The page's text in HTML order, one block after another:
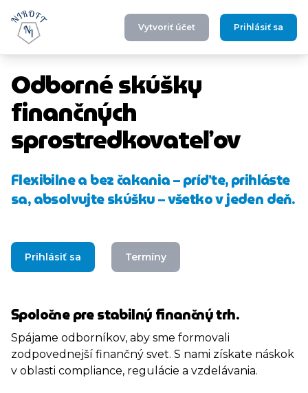
Vytvoriť účet Prihlásiť sa
Odborné skúšky
finančných
sprostredkovateľov
Flexibilne a bez čakania – príďte, prihláste
sa, absolvujte skúšku – všetko v jeden deň.
Prihlásiť sa Termíny
Spoločne pre stabilný finančný trh.
Spájame odborníkov, aby sme formovali
zodpovednejší finančný svet. S nami získate náskok
v oblasti compliance, regulácie a vzdelávania.